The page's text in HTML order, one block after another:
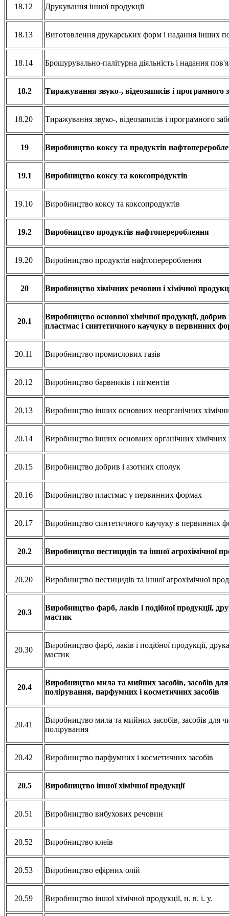
18.12 Друкування іншої продукції
18.13 Виготовлення друкарських форм і надання інших
18.14 Брошурувально-палітурна діяльність і надання
18.2 Тиражування звуко-, відеозаписів і програмного
18.20 Тиражування звуко-, відеозаписів і програмного
19 Виробництво коксу та продуктів
19.1 Виробництво коксу та коксопродуктів
19.10 Виробництво коксу та коксопродуктів
19.2 Виробництво продуктів нафтоперероблення
19.20 Виробництво продуктів нафтоперероблення
20 Виробництво хімічних речовин і хімічної
20.1
Виробництво основної хімічної продукції, добрив
пластмас і синтетичного каучуку в первинних
20.11 Виробництво промислових газів
20.12 Виробництво барвників і пігментів
20.13 Виробництво інших основних неорганічних
20.14 Виробництво інших основних органічних
20.15 Виробництво добрив і азотних сполук
20.16 Виробництво пластмас у первинних формах
20.17 Виробництво синтетичного каучуку в первинних
20.2 Виробництво пестицидів та іншої агрохімічної
20.20 Виробництво пестицидів та іншої агрохімічної
20.3
Виробництво фарб, лаків і подібної продукції,
мастик
20.30
Виробництво фарб, лаків і подібної продукції,
мастик
20.4
Виробництво мила та мийних засобів, засобів
полірування, парфумних і косметичних засобів
20.41
Виробництво мила та мийних засобів, засобів для
полірування
20.42 Виробництво парфумних і косметичних засобів
20.5 Виробництво іншої хімічної продукції
20.51 Виробництво вибухових речовин
20.52 Виробництво клеїв
20.53 Виробництво ефірних олій
20.59 Виробництво іншої хімічної продукції, н. в. і. у.